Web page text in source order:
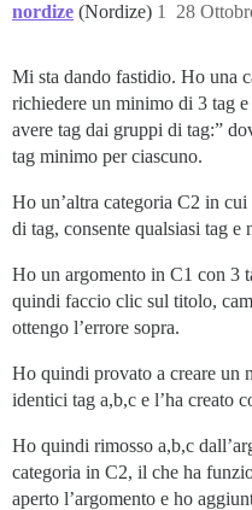
nordize (Nordize) 28
1
Mi sta dando fastidio. Ho una
richiedere un minimo di 3 tag
avere tag dai gruppi di tag:”
tag minimo per ciascuno.
Ho un’altra categoria C2 in
di tag, consente qualsiasi tag e
Ho un argomento in C1 con 3
quindi faccio clic sul titolo,
ottengo l’errore sopra.
Ho quindi provato a creare un
identici tag a,b,c e l’ha creato
Ho quindi rimosso a,b,c
categoria in C2, il che ha
aperto l’argomento e ho